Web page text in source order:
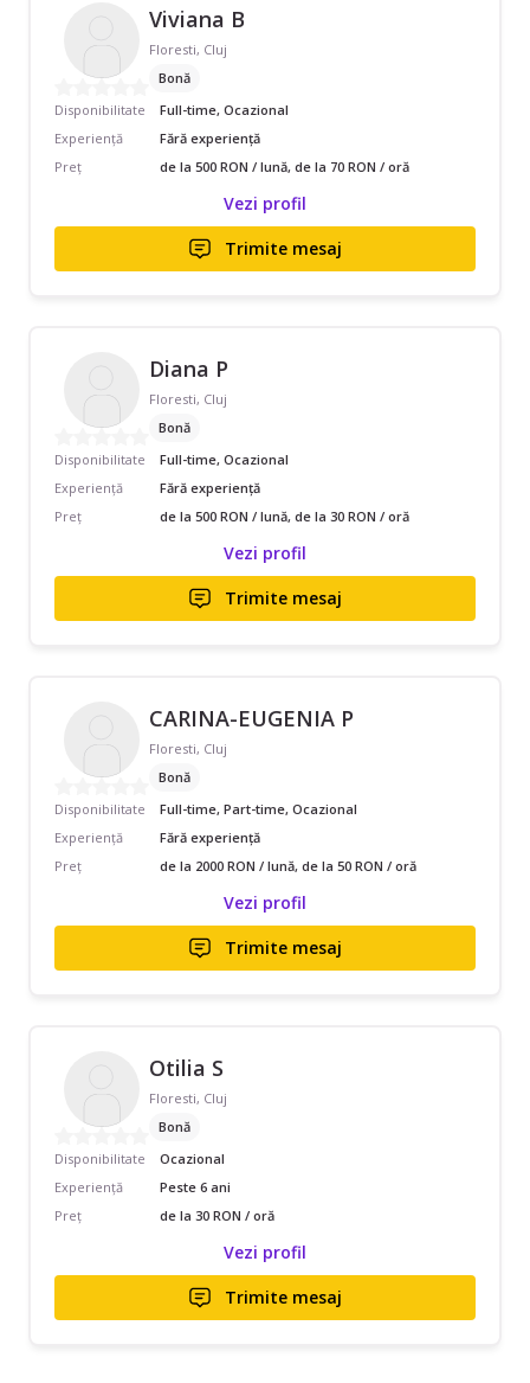
Viviana B
Floresti, Cluj
Bonă
Disponibilitate
Full-time, Ocazional
Experiență
Fără experiență
Preț
de la 500 RON / lună, de la 70 RON / oră
Vezi profil
Trimite mesaj
Diana P
Floresti, Cluj
Bonă
Disponibilitate
Full-time, Ocazional
Experiență
Fără experiență
Preț
de la 500 RON / lună, de la 30 RON / oră
Vezi profil
Trimite mesaj
CARINA-EUGENIA P
Floresti, Cluj
Bonă
Disponibilitate
Full-time, Part-time, Ocazional
Experiență
Fără experiență
Preț
de la 2000 RON / lună, de la 50 RON / oră
Vezi profil
Trimite mesaj
Otilia S
Floresti, Cluj
Bonă
Disponibilitate
Ocazional
Experiență
Peste 6 ani
Preț
de la 30 RON / oră
Vezi profil
Trimite mesaj